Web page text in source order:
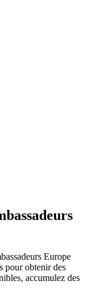
Europe
pour obtenir des
accumulez des